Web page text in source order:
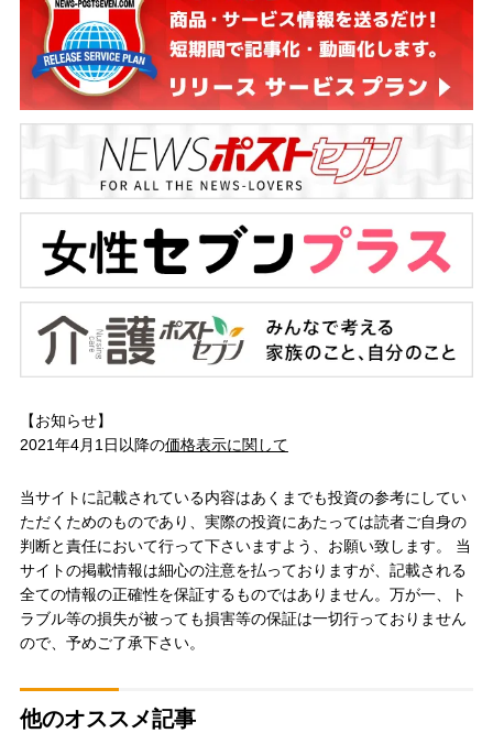
【お知らせ】
2021年4月1日以降の価格表示に関して
当サイトに記載されている内容はあくまでも投資の参考にしてい
ただくためのものであり、実際の投資にあたっては読者ご自身の
判断と責任において行って下さいますよう、お願い致します。 当
サイトの掲載情報は細心の注意を払っておりますが、記載される
全ての情報の正確性を保証するものではありません。万が一、ト
ラブル等の損失が被っても損害等の保証は一切行っておりません
ので、予めご了承下さい。
他のオススメ記事